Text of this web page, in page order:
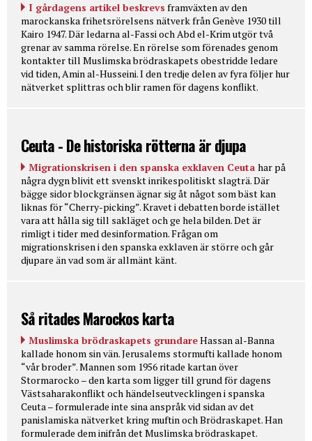
I gårdagens artikel beskrevs framväxten av den
marockanska frihetsrörelsens nätverk från Genève 1930 till
Kairo 1947. Där ledarna al-Fassi och Abd el-Krim utgör två
grenar av samma rörelse. En rörelse som förenades genom
kontakter till Muslimska brödraskapets obestridde ledare
vid tiden, Amin al-Husseini. I den tredje delen av fyra följer hur
nätverket splittras och blir ramen för dagens konflikt.
Ceuta - De historiska rötterna är djupa
Migrationskrisen i den spanska exklaven Ceuta har på
några dygn blivit ett svenskt inrikespolitiskt slagträ. Där
bägge sidor blockgränsen ägnar sig åt något som bäst kan
liknas för “Cherry-picking”. Kravet i debatten borde istället
vara att hålla sig till sakläget och ge hela bilden. Det är
rimligt i tider med desinformation. Frågan om
migrationskrisen i den spanska exklaven är större och går
djupare än vad som är allmänt känt.
Så ritades Marockos karta
Muslimska brödraskapets grundareHassan al-Banna
kallade honom sin vän. Jerusalems stormufti kallade honom
“vår broder”. Mannen som 1956 ritade kartan över
Stormarocko – den karta som ligger till grund för dagens
Västsaharakonflikt och händelseutvecklingen i spanska
Ceuta – formulerade inte sina anspråk vid sidan av det
panislamiska nätverket kring muftin och Brödraskapet. Han
formulerade dem inifrån det Muslimska brödraskapet.